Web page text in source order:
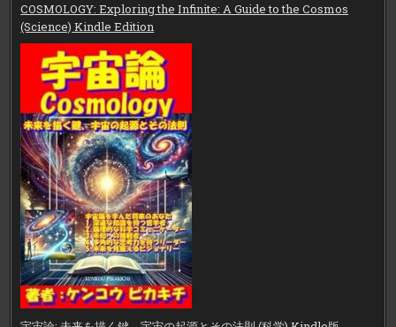
COSMOLOGY: Exploring the Infinite: A Guide to the Cosmos
(Science) Kindle Edition